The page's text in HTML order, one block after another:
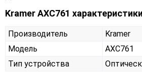
Kramer AXC761
Производитель
Kramer
Модель
AXC761
Тип устройства